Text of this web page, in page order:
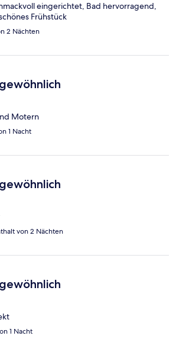
eingerichtet, Bad hervorragend,
Frühstück
2 Nächten
Motern
1 Nacht
von 2 Nächten
1 Nacht